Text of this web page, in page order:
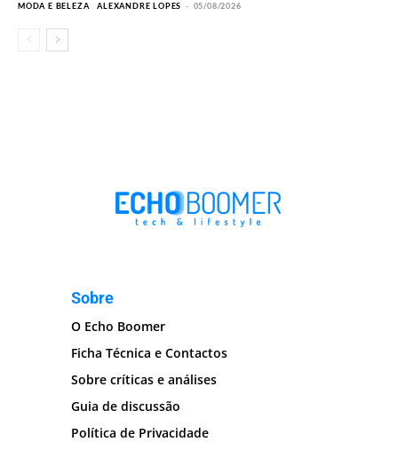
MODA E BELEZA ALEXANDRE LOPES - 05/08/2026
Sobre
O Echo Boomer
Ficha Técnica e Contactos
Sobre críticas e análises
Guia de discussão
Política de Privacidade